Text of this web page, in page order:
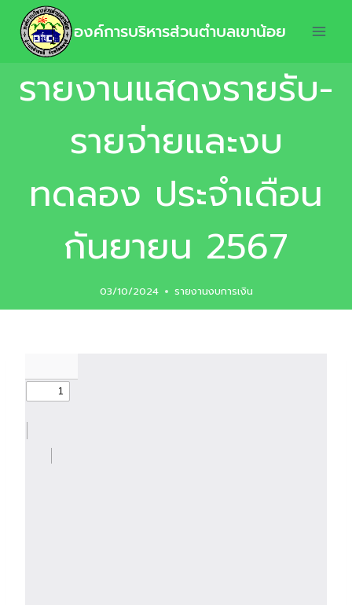
องค์การบริหารส่วนตำบลเขาน้อย
รายงานแสดงรายรับ-
รายจ่ายและงบ
ทดลอง ประจำเดือน
กันยายน 2567
03/10/2024 รายงานงบการเงิน